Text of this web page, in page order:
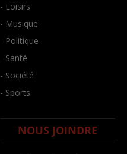
- Loisirs
- Musique
- Politique
- Santé
- Société
- Sports
NOUS JOINDRE